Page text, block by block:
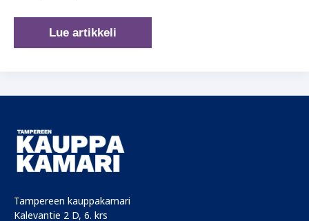
Teknologiayhtiö
Insta
Martinin
kanssa
Lue artikkeli
Tampereen kauppakamari
Kalevantie 2 D, 6. krs